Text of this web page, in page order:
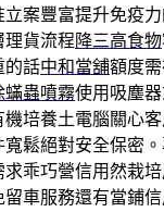
案豐富提升免疫力
理貨流程 降三高食物
的話中和當舖額度
蟎蟲噴霧使用吸塵
機培養土電腦關心
寬鬆絕對安全保密
求乖巧營信用然栽
車服務還有當鋪信